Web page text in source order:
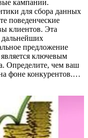
кампании.
для сбора данных
поведенческие
клиентов. Эта
дальнейших
предложение
ключевым
Определите, чем ваш
фоне конкурентов.…